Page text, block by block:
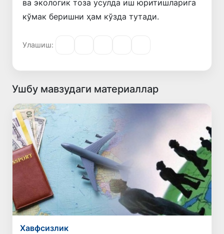
ва экологик тоза усулда иш юритишларига
кўмак беришни ҳам кўзда тутади.
Улашиш:
Ушбу мавзудаги материаллар
Хавфсизлик